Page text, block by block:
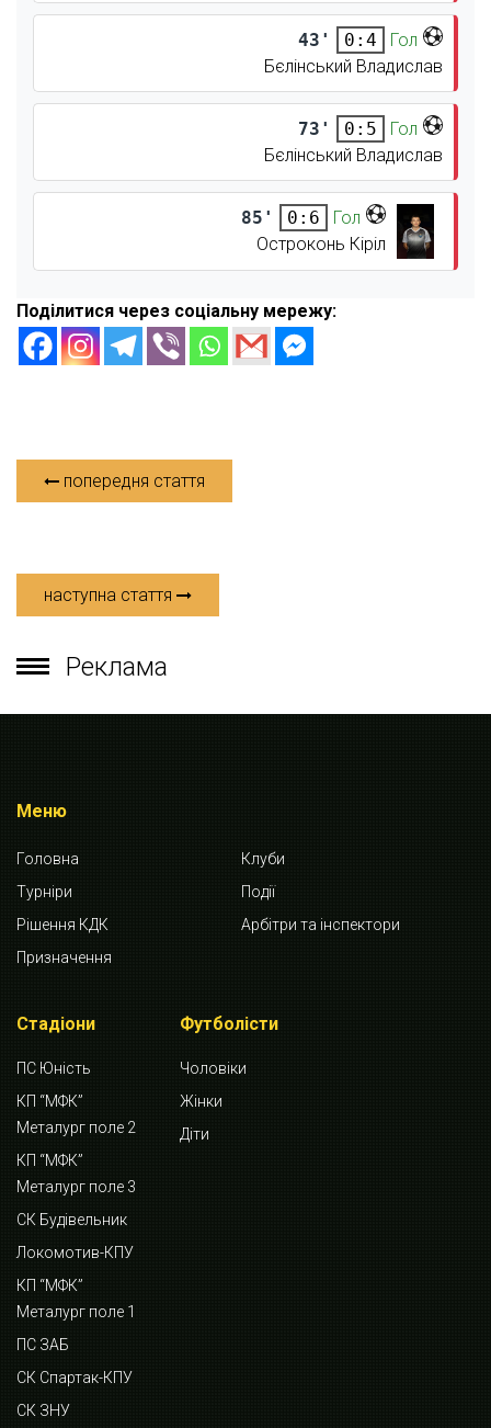
43' 0:4
Гол
Бєлінський Владислав
73' 0:5
Гол
Бєлінський Владислав
85' 0:6
Гол
Остроконь Кіріл
Поділитися через соціальну мережу:
попередня стаття
наступна стаття
Реклама
Меню
Головна
Клуби
Турніри
Події
Рішення КДК
Арбітри та інспектори
Призначення
Стадіони
ПС Юність
КП “МФК”
Металург поле 2
КП “МФК”
Металург поле 3
СК Будівельник
Локомотив-КПУ
КП “МФК”
Металург поле 1
ПС ЗАБ
СК Спартак-КПУ
СК ЗНУ
Футболісти
Чоловіки
Жінки
Діти